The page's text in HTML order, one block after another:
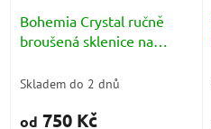
Bohemia Crystal ručně
broušená sklenice na
(motiv půlměsíc) 350ml
Skladem do 2 dnů
od 750 Kč